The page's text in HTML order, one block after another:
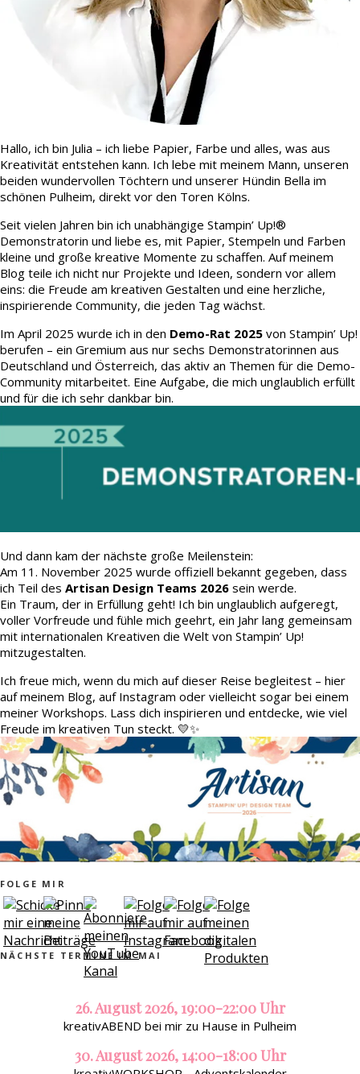
Hallo, ich bin Julia – ich liebe Papier, Farbe und alles, was aus
Kreativität entstehen kann. Ich lebe mit meinem Mann, unseren
beiden wundervollen Töchtern und unserer Hündin Bella im
schönen Pulheim, direkt vor den Toren Kölns.
Seit vielen Jahren bin ich unabhängige Stampin’ Up!®
Demonstratorin und liebe es, mit Papier, Stempeln und Farben
kleine und große kreative Momente zu schaffen. Auf meinem
Blog teile ich nicht nur Projekte und Ideen, sondern vor allem
eins: die Freude am kreativen Gestalten und eine herzliche,
inspirierende Community, die jeden Tag wächst.
Im April 2025 wurde ich in den Demo-Rat 2025 von Stampin’ Up!
berufen – ein Gremium aus nur sechs Demonstratorinnen aus
Deutschland und Österreich, das aktiv an Themen für die Demo-
Community mitarbeitet. Eine Aufgabe, die mich unglaublich erfüllt
und für die ich sehr dankbar bin.
Und dann kam der nächste große Meilenstein:
Am 11. November 2025 wurde offiziell bekannt gegeben, dass
ich Teil des Artisan Design Teams 2026 sein werde.
Ein Traum, der in Erfüllung geht! Ich bin unglaublich aufgeregt,
voller Vorfreude und fühle mich geehrt, ein Jahr lang gemeinsam
mit internationalen Kreativen die Welt von Stampin’ Up!
mitzugestalten.
Ich freue mich, wenn du mich auf dieser Reise begleitest – hier
auf meinem Blog, auf Instagram oder vielleicht sogar bei einem
meiner Workshops. Lass dich inspirieren und entdecke, wie viel
Freude im kreativen Tun steckt. 💛✨
FOLGE MIR
NÄCHSTE TERMINE IM MAI
26. August 2026, 19:00-22:00 Uhr
kreativABEND bei mir zu Hause in Pulheim
30. August 2026, 14:00-18:00 Uhr